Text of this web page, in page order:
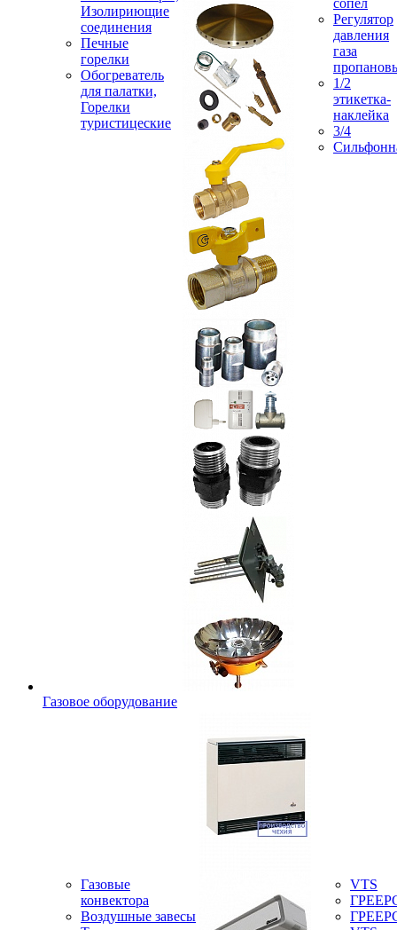
Изолириющие
соединения
Печные
горелки
Обогреватель
для палатки,
Горелки
туристицеские
сопел
Регулятор
давления
газа
1/2
этикетка-
наклейка
3/4
Газовое оборудование
Газовые
конвектора
Воздушные завесы
VTS